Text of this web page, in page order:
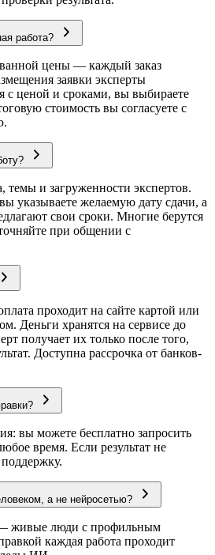
работа?
цены — каждый заказ
заявки эксперты
с ценой и сроками, вы выбираете
стоимость вы согласуете с
темы и загруженности экспертов.
указываете желаемую дату сдачи, а
свои сроки. Многие берутся
при общении с
проходит на сайте картой или
Деньги хранятся на сервисе до
получает их только после того,
Доступна рассрочка от банков-
вы можете бесплатно запросить
время. Если результат не
а не нейросетью?
живые люди с профильным
каждая работа проходит